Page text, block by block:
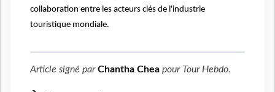
collaboration entre les acteurs clés de l'industrie
touristique mondiale.
Article signé parChantha Chea pour Tour Hebdo.